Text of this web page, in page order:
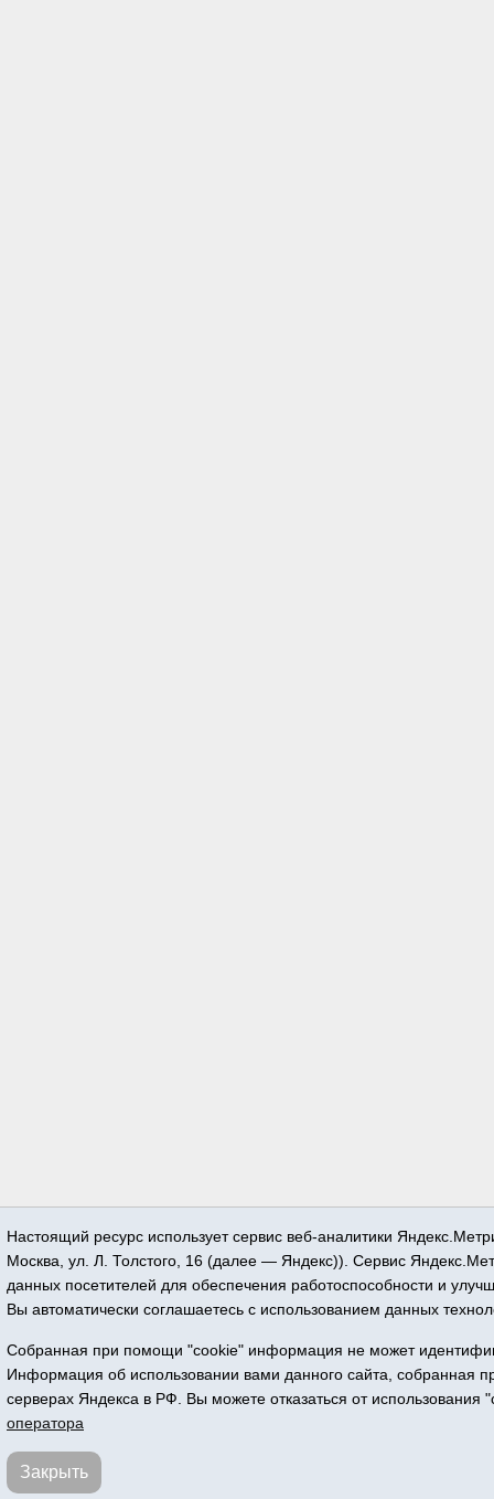
Настоящий ресурс использует сервис веб-аналитики
Москва, ул. Л. Толстого, 16 (далее — Яндекс)). Сервис
данных посетителей для обеспечения работоспособности и
Вы автоматически соглашаетесь с использованием данных
Собранная при помощи "cookie" информация не может
Информация об использовании вами данного сайта, собранная
серверах Яндекса в РФ. Вы можете отказаться от
оператора
Закрыть